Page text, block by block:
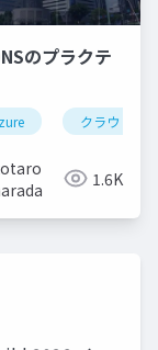
のプラクテ
クラウド
1.6K